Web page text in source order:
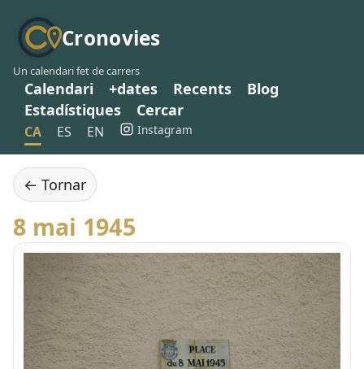
Cronovies
Un calendari fet de carrers
Calendari +dates Recents
Blog
Estadístiques
Cercar
CA ES EN Instagram
← Tornar
8 mai 1945